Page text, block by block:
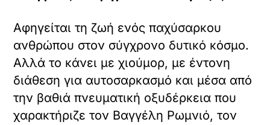
Αφηγείται τη ζωή ενός παχύσαρκου
ανθρώπου στον σύγχρονο δυτικό κόσμο.
Αλλά το κάνει με χιούμορ, με έντονη
διάθεση για αυτοσαρκασμό και μέσα από
την βαθιά πνευματική οξυδέρκεια που
χαρακτήριζε τον Βαγγέλη Ρωμνιό, τον